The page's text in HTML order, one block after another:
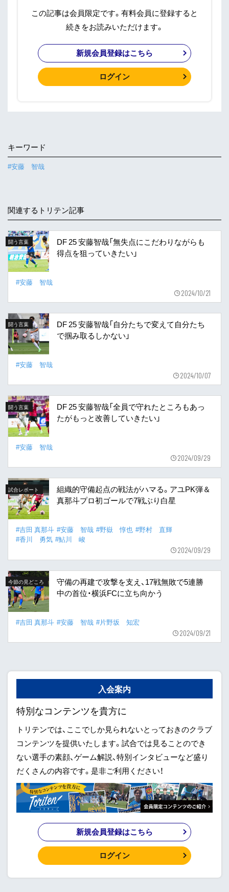
この記事は会員限定です。有料会員に登録すると
続きをお読みいただけます。
新規会員登録はこちら
ログイン
キーワード
#安藤 智哉
関連するトリテン記事
闘う言葉
DF 25 安藤智哉「無失点にこだわりながらも
得点を狙っていきたい」
#安藤 智哉
2024/10/21
闘う言葉
DF 25 安藤智哉「自分たちで変えて自分たち
で掴み取るしかない」
#安藤 智哉
2024/10/07
闘う言葉
DF 25 安藤智哉「全員で守れたところもあっ
たがもっと改善していきたい」
#安藤 智哉
2024/09/29
試合レポート
組織的守備起点の戦法がハマる。アユPK弾＆
真那斗プロ初ゴールで7戦ぶり白星
#吉田 真那斗 #安藤 智哉 #野嶽 惇也 #野村 直輝
#香川 勇気 #鮎川 峻
2024/09/29
今節の見どころ
守備の再建で攻撃を支え、17戦無敗で5連勝
中の首位・横浜FCに立ち向かう
#吉田 真那斗 #安藤 智哉 #片野坂 知宏
2024/09/21
入会案内
特別なコンテンツを貴方に
トリテンでは、ここでしか見られないとっておきのクラブ
コンテンツを提供いたします。試合では見ることのでき
ない選手の素顔、ゲーム解説、特別インタビューなど盛り
だくさんの内容です。是非ご利用ください！
新規会員登録はこちら
ログイン